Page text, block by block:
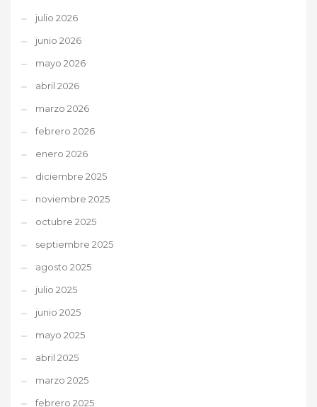
julio 2026
junio 2026
mayo 2026
abril 2026
marzo 2026
febrero 2026
enero 2026
diciembre 2025
noviembre 2025
octubre 2025
septiembre 2025
agosto 2025
julio 2025
junio 2025
mayo 2025
abril 2025
marzo 2025
febrero 2025